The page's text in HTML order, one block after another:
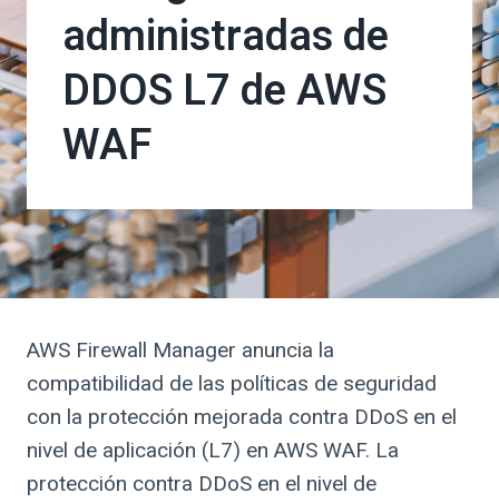
administradas de
DDOS L7 de AWS
WAF
AWS Firewall Manager anuncia la
compatibilidad de las políticas de seguridad
con la protección mejorada contra DDoS en el
nivel de aplicación (L7) en AWS WAF. La
protección contra DDoS en el nivel de